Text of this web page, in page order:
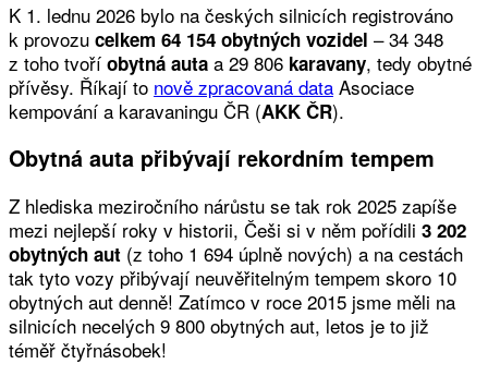
K 1. lednu 2026 bylo na českých silnicích registrováno
k provozu celkem 64 154 obytných vozidel – 34 348
z toho tvoří obytná auta a 29 806 karavany, tedy obytné
přívěsy. Říkají to nově zpracovaná data Asociace
kempování a karavaningu ČR (AKK ČR).
Obytná auta přibývají rekordním tempem
Z hlediska meziročního nárůstu se tak rok 2025 zapíše
mezi nejlepší roky v historii, Češi si v něm pořídili 3 202
obytných aut (z toho 1 694 úplně nových) a na cestách
tak tyto vozy přibývají neuvěřitelným tempem skoro 10
obytných aut denně! Zatímco v roce 2015 jsme měli na
silnicích necelých 9 800 obytných aut, letos je to již
téměř čtyřnásobek!